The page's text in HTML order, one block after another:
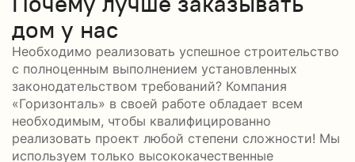
дом у нас
Необходимо реализовать успешное строительство
с полноценным выполнением установленных
законодательством требований? Компания
«Горизонталь» в своей работе обладает всем
необходимым, чтобы квалифицированно
реализовать проект любой степени сложности! Мы
используем только высококачественные